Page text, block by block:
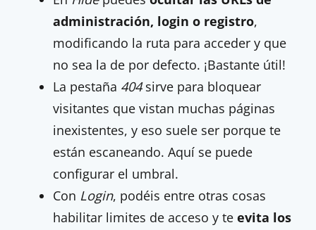
administración, login o registro,
modificando la ruta para acceder y que
no sea la de por defecto. ¡Bastante útil!
La pestaña 404sirve para bloquear
visitantes que vistan muchas páginas
inexistentes, y eso suele ser porque te
están escaneando. Aquí se puede
configurar el umbral.
Con Login, podéis entre otras cosas
habilitar limites de acceso y te evita los